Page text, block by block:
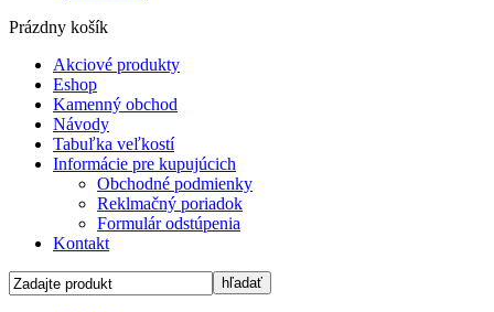
Prázdny košík
Akciové produkty
Eshop
Kamenný obchod
Návody
Tabuľka veľkostí
Informácie pre kupujúcich
Obchodné podmienky
Reklmačný poriadok
Formulár odstúpenia
Kontakt